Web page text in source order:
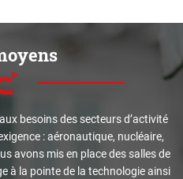
besoins des secteurs d’activité
: aéronautique, nucléaire,
avons mis en place des salles de
à la pointe de la technologie ainsi